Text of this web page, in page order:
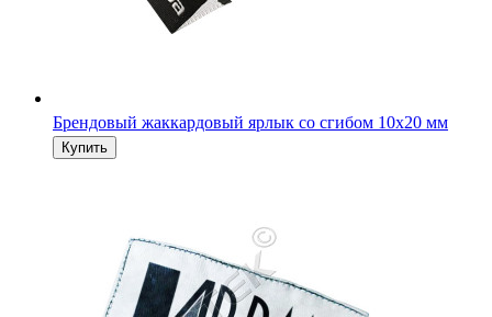
Брендовый жаккардовый ярлык со сгибом 10х20 мм